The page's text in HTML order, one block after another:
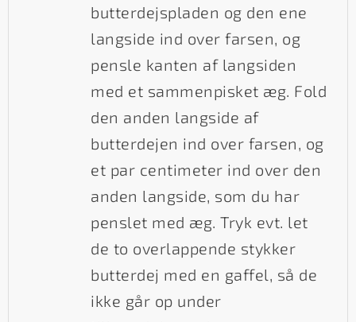
butterdejspladen og den ene
langside ind over farsen, og
pensle kanten af langsiden
med et sammenpisket æg. Fold
den anden langside af
butterdejen ind over farsen, og
et par centimeter ind over den
anden langside, som du har
penslet med æg. Tryk evt. let
de to overlappende stykker
butterdej med en gaffel, så de
ikke går op under